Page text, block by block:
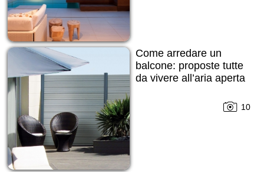
Come arredare un
balcone: proposte tutte
da vivere all’aria aperta
10